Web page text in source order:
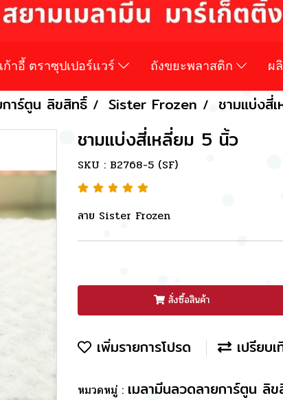
เก้าอี้ ตราซุปเปอร์แวร์ ถังขยะพลาสติก ผ
การ์ตูน ลิขสิทธิ์ Sister Frozen ชามแบ่งสี่
ชามแบ่งสี่เหลี่ยม 5 นิ้ว
SKU : B2768-5 (SF)
ลาย Sister Frozen
สั่งซื้อสินค้า
เพิ่มรายการโปรด เปรียบ
หมวดหมู่ : เมลามีนลวดลายการ์ตูน ลิ